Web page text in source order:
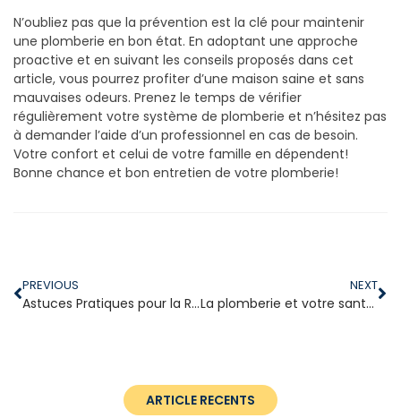
N’oubliez pas que la prévention est la clé pour maintenir
une plomberie en bon état. En adoptant une approche
proactive et en suivant les conseils proposés dans cet
article, vous pourrez profiter d’une maison saine et sans
mauvaises odeurs. Prenez le temps de vérifier
régulièrement votre système de plomberie et n’hésitez pas
à demander l’aide d’un professionnel en cas de besoin.
Votre confort et celui de votre famille en dépendent!
Bonne chance et bon entretien de votre plomberie!
PREVIOUS
Astuces Pratiques pour la Réparation de votre Système de Chauffage Central
NEXT
La plomberie et votre santé : Un lien essentiel à comprendre
ARTICLE RECENTS